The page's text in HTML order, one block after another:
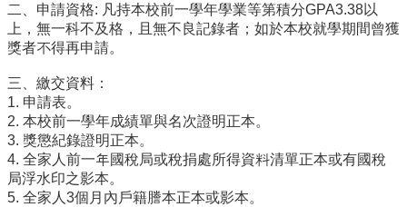
資
高
生
專
區
大
學
部
二、申請資格: 凡持本校前一學年學業等第積分GPA3.38以
上，無一科不及格，且無不良記錄者；如於本校就學期間曾獲
獎者不得再申請。
三、繳交資料：
1. 申請表。
2. 本校前一學年成績單與名次證明正本。
3. 獎懲紀錄證明正本。
4. 全家人前一年國稅局或稅捐處所得資料清單正本或有國稅
局浮水印之影本。
5. 全家人3個月內戶籍謄本正本或影本。